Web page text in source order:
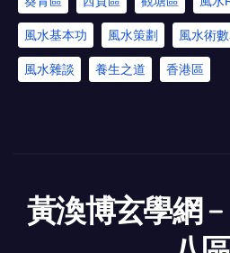
風水基本功 風水策劃 風水術
風水雜談 養生之道 香港區
黃渙博玄學網